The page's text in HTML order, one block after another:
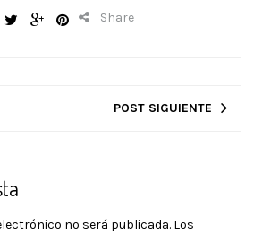
Share
POST SIGUIENTE
no será publicada. Los